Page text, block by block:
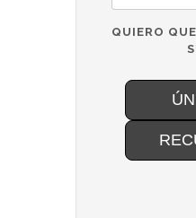
QUIERO